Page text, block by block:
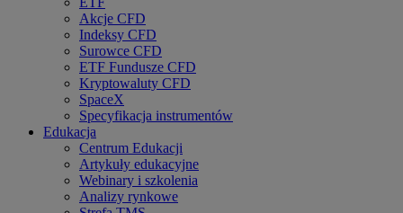
Akcje CFD
Indeksy CFD
Surowce CFD
ETF Fundusze CFD
Kryptowaluty CFD
SpaceX
Specyfikacja instrumentów
Edukacja
Centrum Edukacji
Artykuły edukacyjne
Webinary i szkolenia
Analizy rynkowe